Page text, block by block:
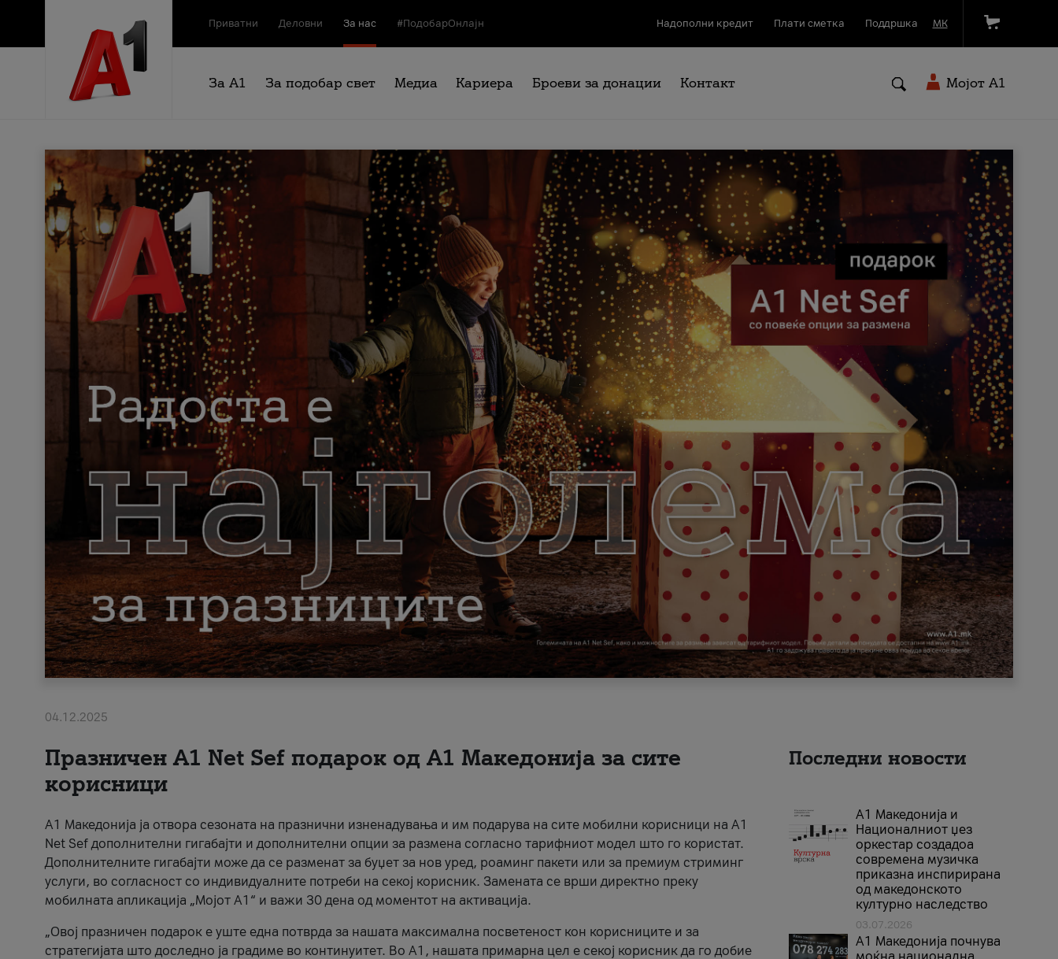
Приватни Деловни За нас #ПодобарОнлајн Надополни кредит Плати сметка Поддршка МК
За А1 За подобар свет Медиа Кариера Броеви за донации Контакт Мојот A1
04.12.2025
Празничен A1 Net Sеf подарок од А1 Македонија за сите
корисници
А1 Македонија ја отвора сезоната на празнични изненадувања и им подарува на сите мобилни корисници на A1
Net Sef дополнителни гигабајти и дополнителни опции за размена согласно тарифниот модел што го користат.
Дополнителните гигабајти може да се разменат за буџет за нов уред, роаминг пакети или за премиум стриминг
услуги, во согласност со индивидуалните потреби на секој корисник. Замената се врши директно преку
мобилната апликација „Мојот А1“ и важи 30 дена од моментот на активација.
„Овој празничен подарок е уште една потврда за нашата максимална посветеност кон корисниците и за
стратегијата што доследно ја градиме во континуитет. Во А1, нашата примарна цел е секој корисник да го добие
Последни новости
А1 Македонија и
Националниот џез
оркестар создадоа
современа музичка
приказна инспирирана
од македонското
културно наследство
03.07.2026
A1 Македонија почнува